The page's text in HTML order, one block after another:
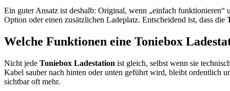
Ein guter Ansatz ist deshalb: Original, wenn „einfach
Option oder einen zusätzlichen Ladeplatz. Entscheidend ist, dass die
Welche Funktionen eine Toniebox
Nicht jede Toniebox Ladestation ist gleich, selbst wenn sie
Kabel sauber nach hinten oder unten geführt wird, bleibt ordentlich
sichtbar oft mehr.